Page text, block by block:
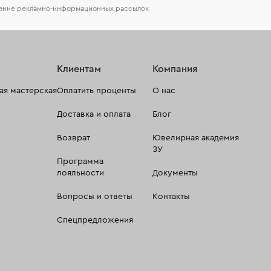
рекламно-информационных рассылок
мастерская
Клиентам
Оплатить проценты
Доставка и оплата
Возврат
Программа
лояльности
Вопросы и ответы
Спецпредложения
Компания
О нас
Блог
Ювелирная академия
ЗУ
Документы
Контакты